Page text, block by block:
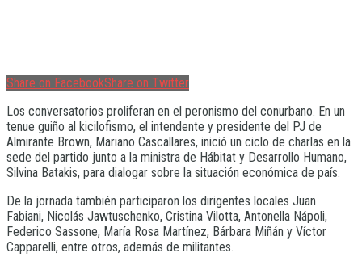
Share on FacebookShare on Twitter
Los conversatorios proliferan en el peronismo del conurbano. En un
tenue guiño al kicilofismo, el intendente y presidente del PJ de
Almirante Brown, Mariano Cascallares, inició un ciclo de charlas en la
sede del partido junto a la ministra de Hábitat y Desarrollo Humano,
Silvina Batakis, para dialogar sobre la situación económica de país.
De la jornada también participaron los dirigentes locales Juan
Fabiani, Nicolás Jawtuschenko, Cristina Vilotta, Antonella Nápoli,
Federico Sassone, María Rosa Martínez, Bárbara Miñán y Víctor
Capparelli, entre otros, además de militantes.